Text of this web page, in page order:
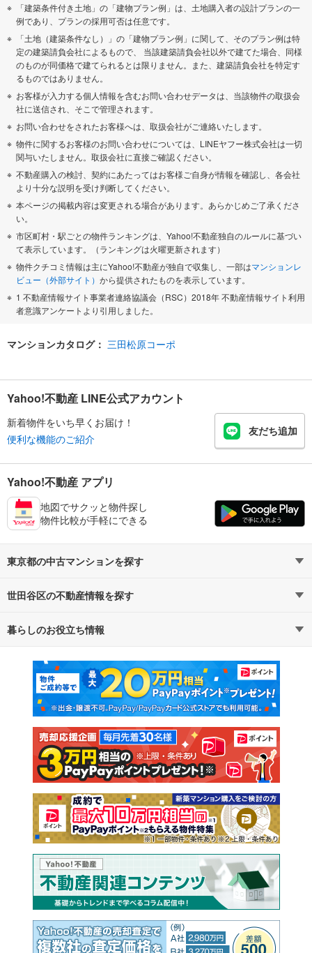
「建築条件付き土地」の「建物プラン例」は、土地購入者の設計プランの一
例であり、プランの採用可否は任意です。
「土地（建築条件なし）」の「建物プラン例」に関して、そのプラン例は特
定の建築請負会社によるもので、 当該建築請負会社以外で建てた場合、同様
のものが同価格で建てられるとは限りません。また、建築請負会社を特定す
るものではありません。
お客様が入力する個人情報を含むお問い合わせデータは、当該物件の取扱会
社に送信され、そこで管理されます。
お問い合わせをされたお客様へは、取扱会社がご連絡いたします。
物件に関するお客様のお問い合わせについては、LINEヤフー株式会社は一切
関与いたしません。取扱会社に直接ご確認ください。
不動産購入の検討、契約にあたってはお客様ご自身が情報を確認し、各会社
より十分な説明を受け判断してください。
本ページの掲載内容は変更される場合があります。あらかじめご了承くださ
い。
市区町村・駅ごとの物件ランキングは、Yahoo!不動産独自のルールに基づい
て表示しています。（ランキングは火曜更新されます）
物件クチコミ情報は主にYahoo!不動産が独自で収集し、一部はマンションレ
ビュー（外部サイト） から提供されたものを表示しています。
1 不動産情報サイト事業者連絡協議会（RSC）2018年 不動産情報サイト利用
者意識アンケートより引用しました。
マンションカタログ： 三田松原コーポ
Yahoo!不動産 LINE公式アカウント
新着物件をいち早くお届け！
便利な機能のご紹介
友だち追加
Yahoo!不動産 アプリ
地図でサクッと物件探し
物件比較が手軽にできる
東京都の中古マンションを探す
路線・駅から探す
通勤・通学時間から探す
世田谷区の不動産情報を探す
不動産・住宅
新築マンション 中古マンション
新築一戸建て 中古一戸建て
注文住宅 土地
売却査定
暮らしのお役立ち情報
マンションカタログ 教えて！住まいの先生